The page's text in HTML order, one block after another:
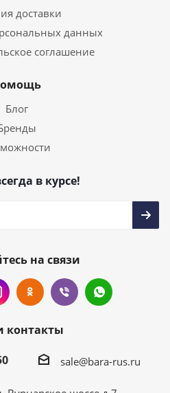
доставки
данных
соглашение
Блог
в курсе!
на связи
контакты
sale@bara-rus.ru